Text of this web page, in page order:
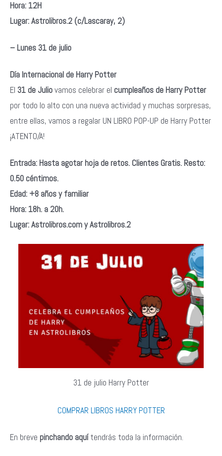
Hora: 12H
Lugar: Astrolibros.2 (c/Lascaray, 2)
– Lunes 31 de julio
Día Internacional de Harry Potter
El 31 de Juliovamos celebrar el cumpleaños de Harry Potter
por todo lo alto con una nueva actividad y muchas sorpresas,
entre ellas, vamos a regalar UN LIBRO POP-UP de Harry Potter
¡ATENTO/A!
Entrada: Hasta agotar hoja de retos. Clientes Gratis. Resto:
0.50 céntimos.
Edad: +8 años y familiar
Hora: 18h. a 20h.
Lugar: Astrolibros.com y Astrolibros.2
31 de julio Harry Potter
COMPRAR LIBROS HARRY POTTER
En breve pinchando aquítendrás toda la información.